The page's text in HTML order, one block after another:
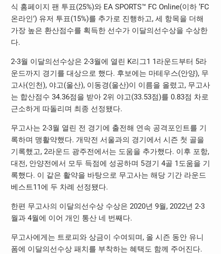
식 홈페이지 팬 투표(25%)와 EA SPORTS™ FC Online(이하 ‘FC
온라인’) 유저 투표(15%)를 추가로 진행하고, 세 항목을 더해
가장 높은 환산점수를 획득한 선수가 이달의선수상을 수상한
다.
2-3월 이달의선수상은 2-3월에 열린 K리그1 1라운드부터 5라
운드까지 경기를 대상으로 했다. 후보에는 마테우스(안양), 무
고사(인천), 야고(울산), 이동경(울산)이 이름을 올렸고, 무고사
는 합산점수 34.36점을 받아 2위 야고(33.53점)를 0.83점 차로
근소하게 따돌리며 최종 선정됐다.
무고사는 2-3월 열린 전 경기에 출전해 연속 공격포인트를 기
록하며 맹활약했다. 개막전 서울과의 경기에서 시즌 첫 골을
기록했고, 2라운드 광주전에서는 도움을 추가했다. 이후 포항,
대전, 안양전에서 모두 득점에 성공하며 5경기 4골 1도움을 기
록했다. 이 같은 활약을 바탕으로 무고사는 해당 기간 라운드
베스트11에 두 차례 선정됐다.
한편 무고사의 이달의선수상 수상은 2020년 9월, 2022년 2-3
월과 4월에 이어 개인 통산 네 번째다.
무고사에게는 트로피와 상금이 수여되며, 올 시즌 동안 유니
폼에 이달의선수상 패치를 부착하는 혜택도 함께 주어진다.